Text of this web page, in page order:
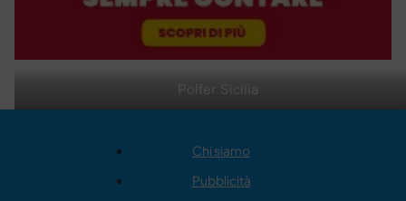
Polfer Sicilia
Chi siamo
Pubblicità